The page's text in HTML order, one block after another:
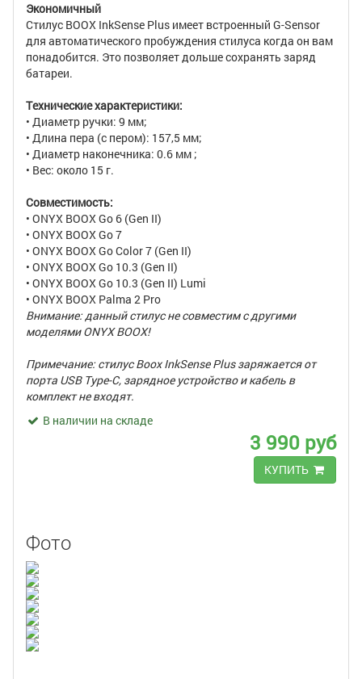
Экономичный
Стилус BOOX InkSense Plus имеет встроенный G-Sensor
для автоматического пробуждения стилуса когда он вам
понадобится. Это позволяет дольше сохранять заряд
батареи.
Технические характеристики:
• Диаметр ручки: 9 мм;
• Длина пера (с пером): 157,5 мм;
• Диаметр наконечника: 0.6 мм ;
• Вес: около 15 г.
Совместимость:
• ONYX BOOX Go 6 (Gen II)
• ONYX BOOX Go 7
• ONYX BOOX Go Color 7 (Gen II)
• ONYX BOOX Go 10.3 (Gen II)
• ONYX BOOX Go 10.3 (Gen II) Lumi
• ONYX BOOX Palma 2 Pro
Внимание: данный стилус не совместим с другими
моделями ONYX BOOX!
Примечание: стилус Boox InkSense Plus заряжается от
порта USB Type-C, зарядное устройство и кабель в
комплект не входят.
В наличии на складе
3 990 руб
КУПИТЬ
Фото